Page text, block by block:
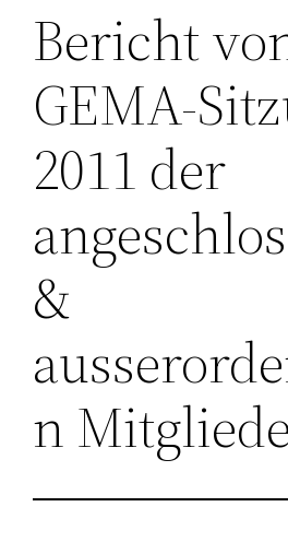
Bericht
GEMA-
2011 der
&
n